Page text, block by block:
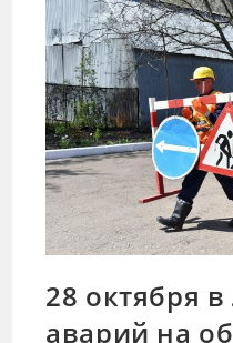
28 октября в
аварий на